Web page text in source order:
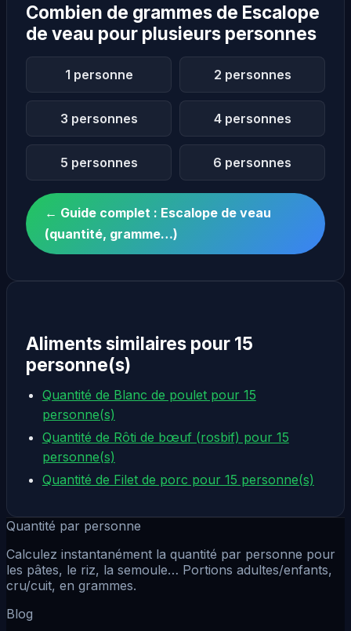
Combien de grammes de Escalope
de veau pour plusieurs personnes
1 personne 2 personnes
3 personnes 4 personnes
5 personnes 6 personnes
← Guide complet : Escalope de veau
(quantité, gramme…)
Aliments similaires pour 15
personne(s)
Quantité de Blanc de poulet pour 15
personne(s)
Quantité de Rôti de bœuf (rosbif) pour 15
personne(s)
Quantité de Filet de porc pour 15 personne(s)
Quantité par personne
Calculez instantanément la quantité par personne pour
les pâtes, le riz, la semoule… Portions adultes/enfants,
cru/cuit, en grammes.
Blog